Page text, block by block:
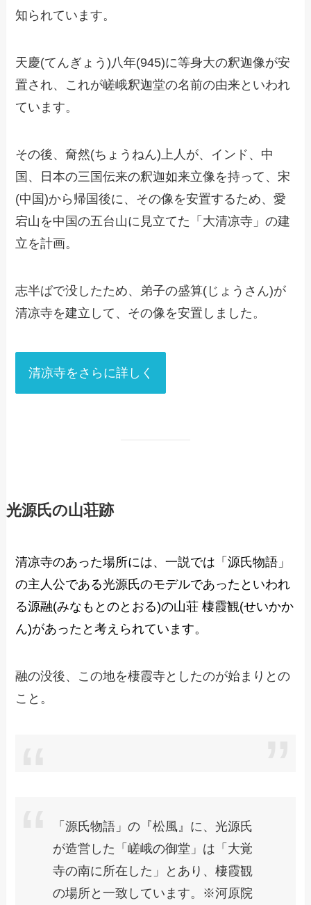
知られています。
天慶(てんぎょう)八年(945)に等身大の釈迦像が安
置され、これが嵯峨釈迦堂の名前の由来といわれ
ています。
その後、奝然(ちょうねん)上人が、インド、中
国、日本の三国伝来の釈迦如来立像を持って、宋
(中国)から帰国後に、その像を安置するため、愛
宕山を中国の五台山に見立てた「大清凉寺」の建
立を計画。
志半ばで没したため、弟子の盛算(じょうさん)が
清凉寺を建立して、その像を安置しました。
清凉寺をさらに詳しく
光源氏の山荘跡
清凉寺のあった場所には、一説では「源氏物語」
の主人公である光源氏のモデルであったといわれ
る源融(みなもとのとおる)の山荘 棲霞観(せいかか
ん)があったと考えられています。
融の没後、この地を棲霞寺としたのが始まりとの
こと。
「源氏物語」の『松風』に、光源氏
が造営した「嵯峨の御堂」は「大覚
寺の南に所在した」とあり、棲霞観
の場所と一致しています。※河原院